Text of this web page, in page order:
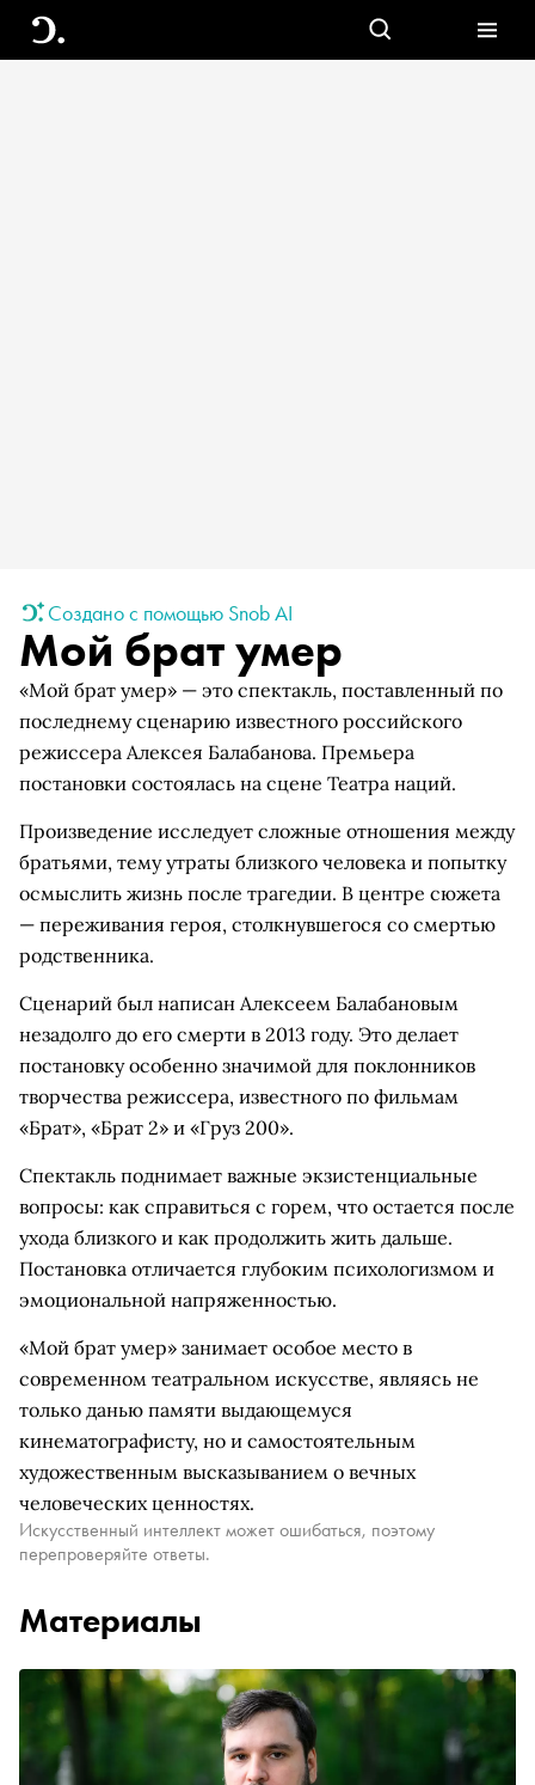
Создано с помощью Snob AI
Мой брат умер
«Мой брат умер» — это спектакль, поставленный по
последнему сценарию известного российского
режиссера Алексея Балабанова. Премьера
постановки состоялась на сцене Театра наций.
Произведение исследует сложные отношения между
братьями, тему утраты близкого человека и попытку
осмыслить жизнь после трагедии. В центре сюжета
— переживания героя, столкнувшегося со смертью
родственника.
Сценарий был написан Алексеем Балабановым
незадолго до его смерти в 2013 году. Это делает
постановку особенно значимой для поклонников
творчества режиссера, известного по фильмам
«Брат», «Брат 2» и «Груз 200».
Спектакль поднимает важные экзистенциальные
вопросы: как справиться с горем, что остается после
ухода близкого и как продолжить жить дальше.
Постановка отличается глубоким психологизмом и
эмоциональной напряженностью.
«Мой брат умер» занимает особое место в
современном театральном искусстве, являясь не
только данью памяти выдающемуся
кинематографисту, но и самостоятельным
художественным высказыванием о вечных
человеческих ценностях.
Искусственный интеллект может ошибаться, поэтому
перепроверяйте ответы.
Материалы